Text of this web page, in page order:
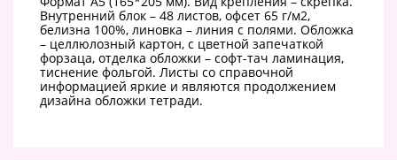
Внутренний блок – 48 листов, офсет 65 г/м2,
белизна 100%, линовка – линия с полями. Обложка
– целлюлозный картон, с цветной запечаткой
форзаца, отделка обложки – софт-тач ламинация,
тиснение фольгой. Листы со справочной
информацией яркие и являются продолжением
дизайна обложки тетради.